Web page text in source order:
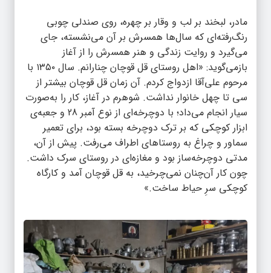
مادر، لبخند بر لب و وقار بر چهره، روی صندلی چوبی
رنگ‌رفته‌ای که سال‌ها همسرش بر آن می‌نشسته، جای
می‌گیرد و روایت زندگی و هنر همسرش را از آغاز
بازمی‌گوید: «اهل روستای قل قوچان چنارانم. سال ۱۳۵۰ با
مرحوم علی‌آقا ازدواج کردم. آن زمان قل قوچان بیشتر از
سی تا چهل خانوار نداشت. شوهرم در آغاز، کار را به‌صورت
سیار انجام می‌داد؛ با دوچرخه‌ای از نوع آمبر 28 و جعبه‌ی
ابزار کوچکی که بر ترک دوچرخه بسته بود، برای تعمیر
سماور و چراغ به روستاهای اطراف می‌رفت. پیش از آن،
مدتی دوچرخه‌ساز بود و مغازه‌ای در روستای سرک داشت.
چون کار آن‌چنان نمی‌چرخید، به قل قوچان آمد و کارگاه
کوچکی سرِ حیاط ساخت.»